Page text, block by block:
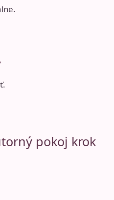
pokoj krok